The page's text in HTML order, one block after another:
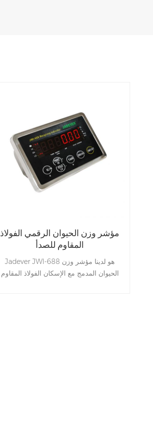
مؤشر وزن الحيوان الرقمي الفولاذ
المقاوم للصدأ
Jadever JWI-688 هو لدينا مؤشر وزن
الحيوان المدمج مع الإسكان الفولاذ المقاوم